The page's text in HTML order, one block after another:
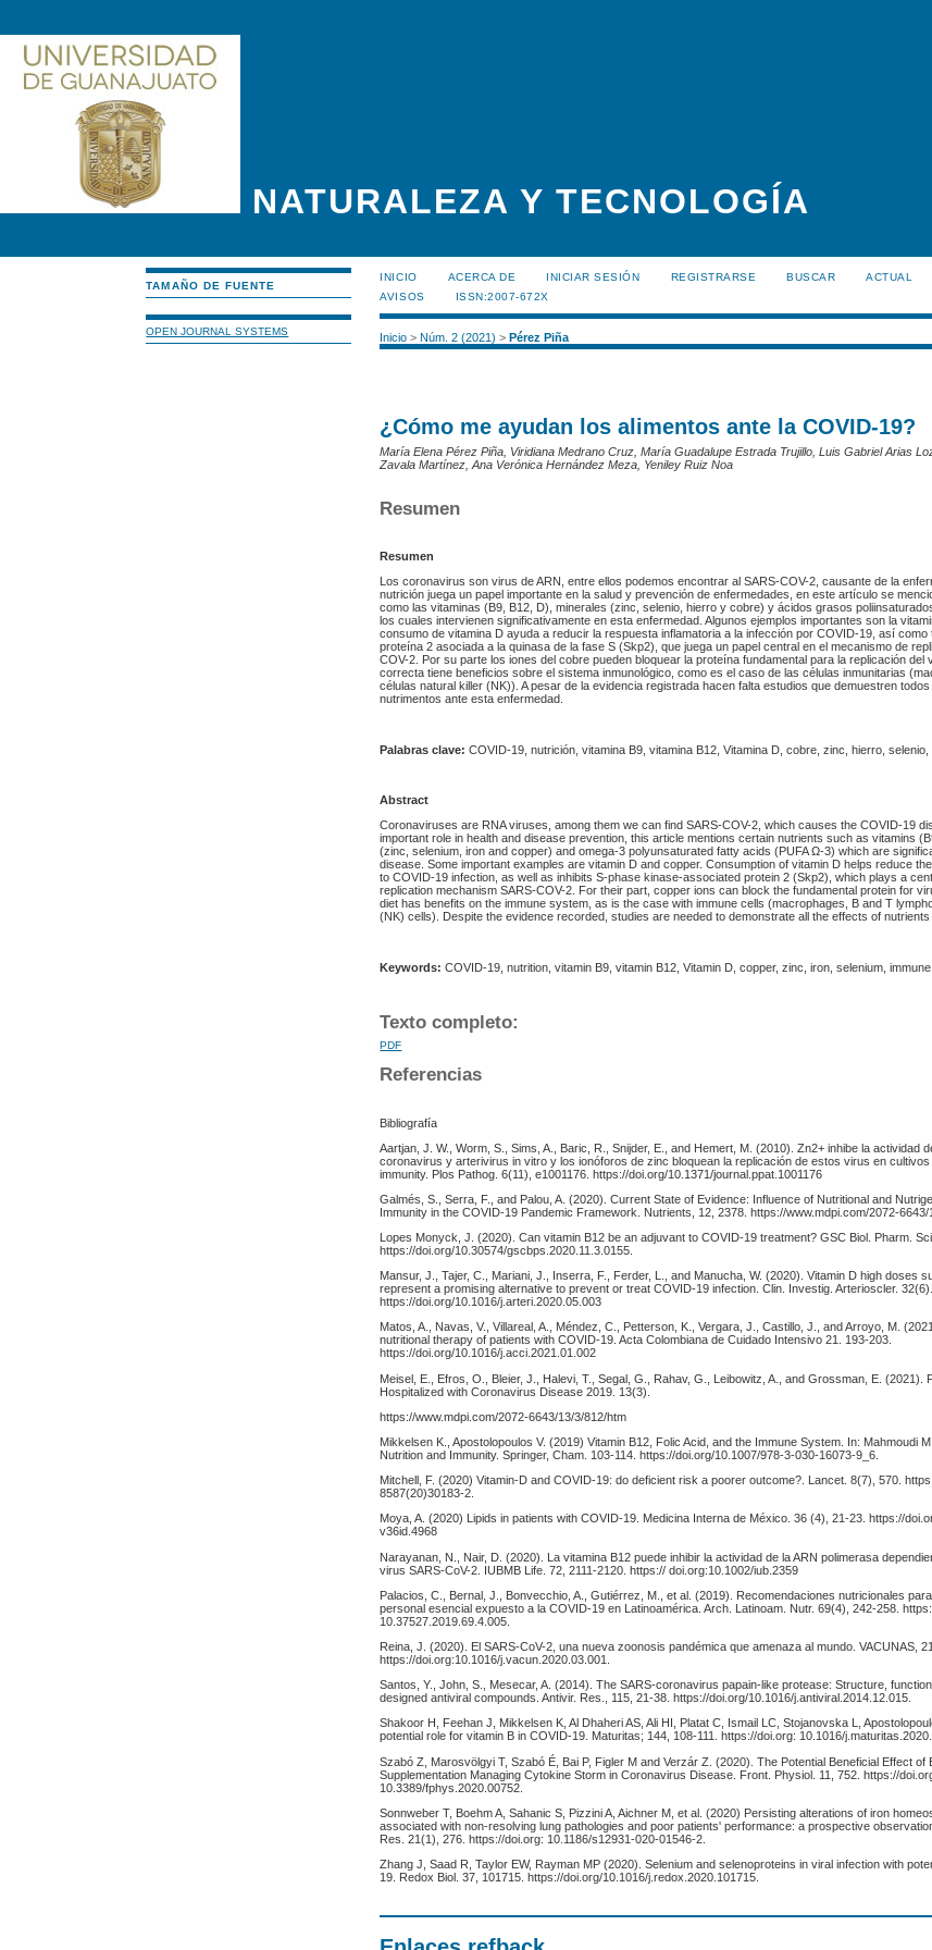
NATURALEZA Y TECNOLOGÍA
TAMAÑO DE FUENTE
OPEN JOURNAL SYSTEMS
INICIO ACERCA DE INICIAR SESIÓN REGISTRARSE BUSCAR ACTUAL
AVISOS
ISSN:2007-672X
Inicio >Núm. 2 (2021) >Pérez Piña
¿Cómo me ayudan los alimentos ante la COVID-19?
María Elena Pérez Piña, Viridiana Medrano Cruz, María Guadalupe Estrada Trujillo, Luis Gabriel Arias
Zavala Martínez, Ana Verónica Hernández Meza, Yeniley Ruiz Noa
Resumen
Resumen
Los coronavirus son virus de ARN, entre ellos podemos encontrar al SARS-COV-2, causante de la
nutrición juega un papel importante en la salud y prevención de enfermedades, en este artículo se
como las vitaminas (B9, B12, D), minerales (zinc, selenio, hierro y cobre) y ácidos grasos
los cuales intervienen significativamente en esta enfermedad. Algunos ejemplos importantes son la
consumo de vitamina D ayuda a reducir la respuesta inflamatoria a la infección por COVID-19, así como
proteína 2 asociada a la quinasa de la fase S (Skp2), que juega un papel central en el mecanismo de
COV-2. Por su parte los iones del cobre pueden bloquear la proteína fundamental para la replicación del
correcta tiene beneficios sobre el sistema inmunológico, como es el caso de las células inmunitarias
células natural killer (NK)). A pesar de la evidencia registrada hacen falta estudios que demuestren
nutrimentos ante esta enfermedad.
Palabras clave:COVID-19, nutrición, vitamina B9, vitamina B12, Vitamina D, cobre, zinc, hierro, selenio,
Abstract
Coronaviruses are RNA viruses, among them we can find SARS-COV-2, which causes the COVID-19
important role in health and disease prevention, this article mentions certain nutrients such as vitamins
(zinc, selenium, iron and copper) and omega-3 polyunsaturated fatty acids (PUFA Ω-3) which are
disease. Some important examples are vitamin D and copper. Consumption of vitamin D helps reduce
to COVID-19 infection, as well as inhibits S-phase kinase-associated protein 2 (Skp2), which plays a
replication mechanism SARS-COV-2. For their part, copper ions can block the fundamental protein for
diet has benefits on the immune system, as is the case with immune cells (macrophages, B and T
(NK) cells). Despite the evidence recorded, studies are needed to demonstrate all the effects of nutrients
Keywords: COVID-19, nutrition, vitamin B9, vitamin B12, Vitamin D, copper, zinc, iron, selenium,
Texto completo:
PDF
Referencias
Bibliografía
Aartjan, J. W., Worm, S., Sims, A., Baric, R., Snijder, E., and Hemert, M. (2010). Zn2+ inhibe la actividad
coronavirus y arterivirus in vitro y los ionóforos de zinc bloquean la replicación de estos virus en cultivos
immunity. Plos Pathog. 6(11), e1001176. https://doi.org/10.1371/journal.ppat.1001176
Galmés, S., Serra, F., and Palou, A. (2020). Current State of Evidence: Influence of Nutritional and
Immunity in the COVID-19 Pandemic Framework. Nutrients, 12, 2378. https://www.mdpi.com/2072-6643/
Lopes Monyck, J. (2020). Can vitamin B12 be an adjuvant to COVID-19 treatment? GSC Biol. Pharm.
https://doi.org/10.30574/gscbps.2020.11.3.0155.
Mansur, J., Tajer, C., Mariani, J., Inserra, F., Ferder, L., and Manucha, W. (2020). Vitamin D high doses
represent a promising alternative to prevent or treat COVID-19 infection. Clin. Investig. Arterioscler.
https://doi.org/10.1016/j.arteri.2020.05.003
Matos, A., Navas, V., Villareal, A., Méndez, C., Petterson, K., Vergara, J., Castillo, J., and Arroyo, M.
nutritional therapy of patients with COVID-19. Acta Colombiana de Cuidado Intensivo 21. 193-203.
https://doi.org/10.1016/j.acci.2021.01.002
Meisel, E., Efros, O., Bleier, J., Halevi, T., Segal, G., Rahav, G., Leibowitz, A., and Grossman, E. (2021).
Hospitalized with Coronavirus Disease 2019. 13(3).
https://www.mdpi.com/2072-6643/13/3/812/htm
Mikkelsen K., Apostolopoulos V. (2019) Vitamin B12, Folic Acid, and the Immune System. In: Mahmoudi
Nutrition and Immunity. Springer, Cham. 103-114. https://doi.org/10.1007/978-3-030-16073-9_6.
Mitchell, F. (2020) Vitamin-D and COVID-19: do deficient risk a poorer outcome?. Lancet. 8(7), 570.
8587(20)30183-2.
Moya, A. (2020) Lipids in patients with COVID-19. Medicina Interna de México. 36 (4), 21-23. https://
v36id.4968
Narayanan, N., Nair, D. (2020). La vitamina B12 puede inhibir la actividad de la ARN polimerasa
virus SARS-CoV-2. IUBMB Life. 72, 2111-2120. https:// doi.org:10.1002/iub.2359
Palacios, C., Bernal, J., Bonvecchio, A., Gutiérrez, M., et al. (2019). Recomendaciones nutricionales
personal esencial expuesto a la COVID-19 en Latinoamérica. Arch. Latinoam. Nutr. 69(4), 242-258.
10.37527.2019.69.4.005.
Reina, J. (2020). El SARS-CoV-2, una nueva zoonosis pandémica que amenaza al mundo. VACUNAS,
https://doi.org:10.1016/j.vacun.2020.03.001.
Santos, Y., John, S., Mesecar, A. (2014). The SARS-coronavirus papain-like protease: Structure,
designed antiviral compounds. Antivir. Res., 115, 21-38. https://doi.org/10.1016/j.antiviral.2014.12.015.
Shakoor H, Feehan J, Mikkelsen K, Al Dhaheri AS, Ali HI, Platat C, Ismail LC, Stojanovska L,
potential role for vitamin B in COVID-19. Maturitas; 144, 108-111. https://doi.org: 10.1016/
Szabó Z, Marosvölgyi T, Szabó É, Bai P, Figler M and Verzár Z. (2020). The Potential Beneficial Effect of
Supplementation Managing Cytokine Storm in Coronavirus Disease. Front. Physiol. 11, 752. https://
10.3389/fphys.2020.00752.
Sonnweber T, Boehm A, Sahanic S, Pizzini A, Aichner M, et al. (2020) Persisting alterations of iron
associated with non-resolving lung pathologies and poor patients' performance: a prospective
Res. 21(1), 276. https://doi.org: 10.1186/s12931-020-01546-2.
Zhang J, Saad R, Taylor EW, Rayman MP (2020). Selenium and selenoproteins in viral infection with
19. Redox Biol. 37, 101715. https://doi.org/10.1016/j.redox.2020.101715.